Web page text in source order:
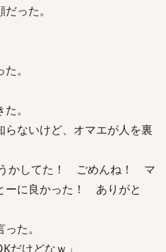
った。
。
。
らないけど、オマエが人を裏
かしてた！ ごめんね！ マ
ーに良かった！ ありがと
た。
だけどなｗ」